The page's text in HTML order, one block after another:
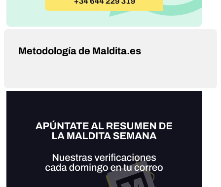
Metodología de Maldita.es